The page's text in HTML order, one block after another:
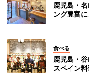
鹿児島・
ング豊富
食べる
鹿児島・
スペイン料